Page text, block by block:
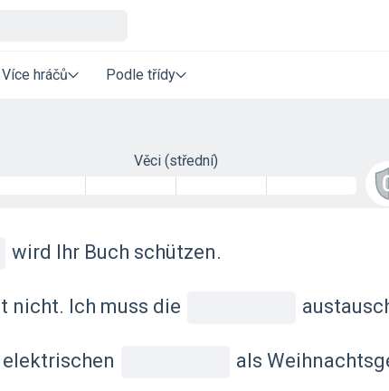
Více hráčů Podle třídy
Věci (střední)
wird Ihr Buch schützen.
nicht. Ich muss die
als